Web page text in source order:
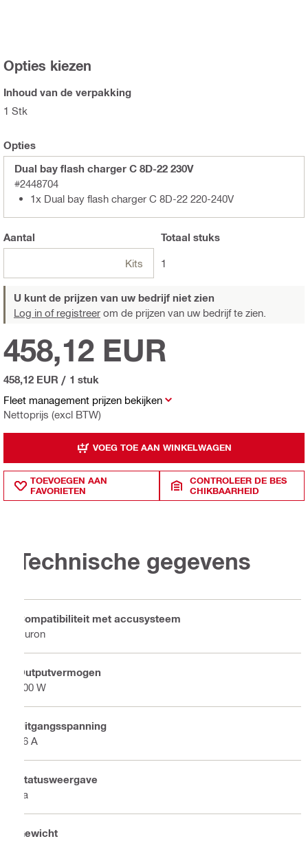
Opties kiezen
Inhoud van de verpakking
1 Stk
Opties
Dual bay flash charger C 8D-22 230V
#2448704
1x Dual bay flash charger C 8D-22 220-240V
Aantal
Kits
Totaal stuks
1
U kunt de prijzen van uw bedrijf niet zien
Log in of registreer om de prijzen van uw bedrijf te zien.
Fleet management prijzen bekijken
Nettoprijs (excl BTW)
458,12 EUR
458,12 EUR / 1 stuk
VOEG TOE AAN WINKELWAGEN
TOEVOEGEN AAN
FAVORIETEN
CONTROLEER DE BES
CHIKBAARHEID
Technische gegevens
Compatibiliteit met accusysteem
Nuron
Outputvermogen
900 W
Uitgangsspanning
36 A
Statusweergave
Ja
Gewicht